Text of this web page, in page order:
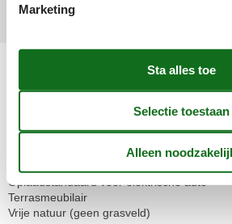
Bekijk in plaats daarvan 1
Bad
WC. Warm en koud water
Binnenshuis
Buitenshuis
Oplaadstandaard voor elektrische auto
Terrasmeubilair
Vrije natuur (geen grasveld)
Marketing